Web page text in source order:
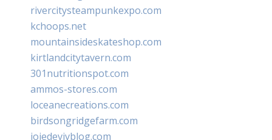
rivercitysteampunkexpo.com
kchoops.net
mountainsideskateshop.com
kirtlandcitytavern.com
301nutritionspot.com
ammos-stores.com
loceanecreations.com
birdsongridgefarm.com
joiedevivblog.com